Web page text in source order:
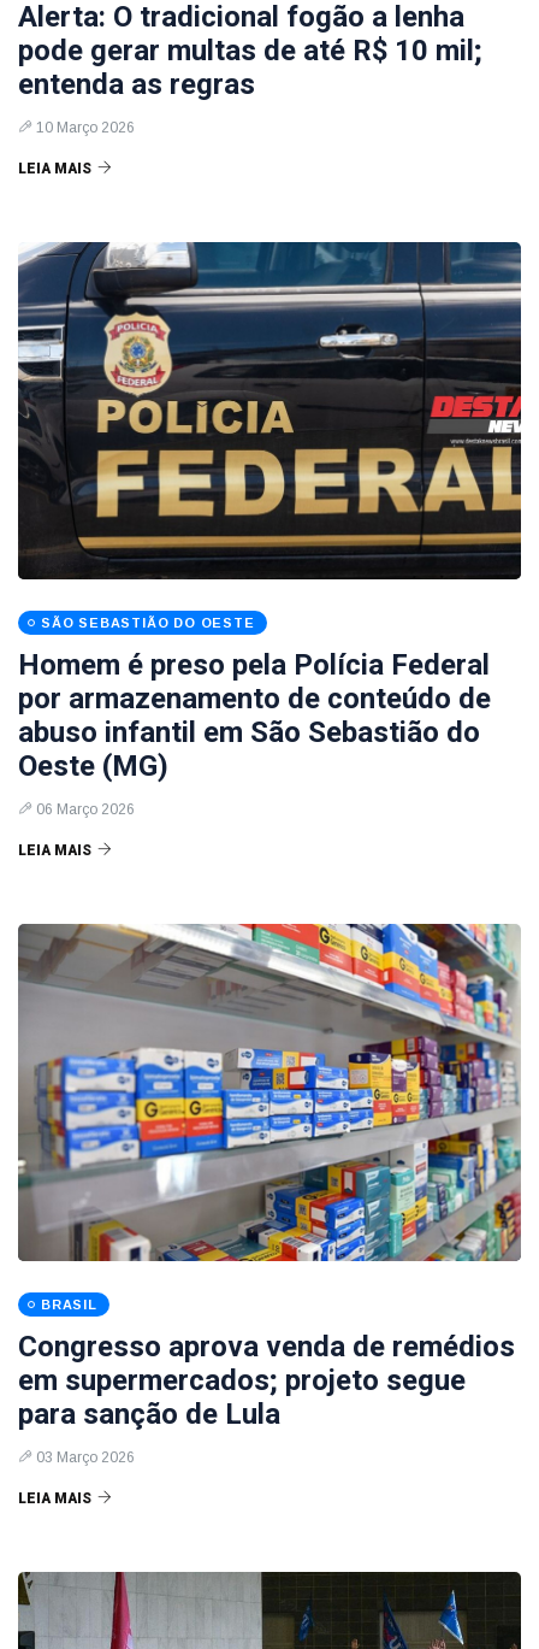
Alerta: O tradicional fogão a lenha
pode gerar multas de até R$ 10 mil;
entenda as regras
10 Março 2026
LEIA MAIS
SÃO SEBASTIÃO DO OESTE
Homem é preso pela Polícia Federal
por armazenamento de conteúdo de
abuso infantil em São Sebastião do
Oeste (MG)
06 Março 2026
LEIA MAIS
BRASIL
Congresso aprova venda de remédios
em supermercados; projeto segue
para sanção de Lula
03 Março 2026
LEIA MAIS